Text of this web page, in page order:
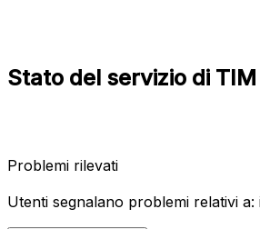
Stato del servizio di
Problemi rilevati
Utenti segnalano problemi relativi